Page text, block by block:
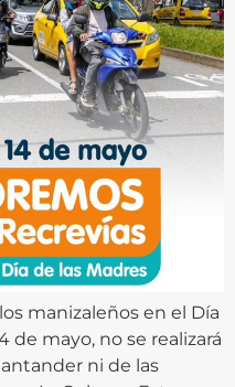
manizaleños en el Día
de mayo, no se realizará
ni de las